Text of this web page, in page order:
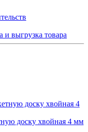
и выгрузка товара
доску хвойная 4 мм